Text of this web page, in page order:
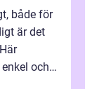
både för
är det
och